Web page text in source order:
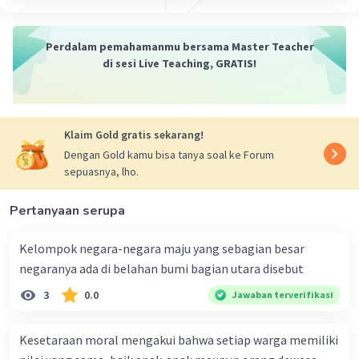
Tanah liat memiliki sifat yang baik untuk
kemampuan untuk menahan air, sehingga
tanaman tidak mudah kekeringan.
Kaya akan unsur hara:
mengandung berbagai unsur hara yang
dibutuhkan tanaman untuk tumbuh.
memiliki tekstur yang mudah dibentuk dan
diolah, sehingga cocok untuk dijadikan
Tanah liat diperoleh daripelapukan batuan
Perdalam pemahamanmu bersama Master Teacher
di sesi Live Teaching, GRATIS!
Klaim Gold gratis sekarang!
Dengan Gold kamu bisa tanya soal ke Forum
sepuasnya, lho.
Pertanyaan serupa
Kelompok negara-negara maju yang sebagian besar
negaranya ada di belahan bumi bagian utara disebut
3 0.0 Jawaban terverifikasi
Kesetaraan moral mengakui bahwa setiap warga memiliki